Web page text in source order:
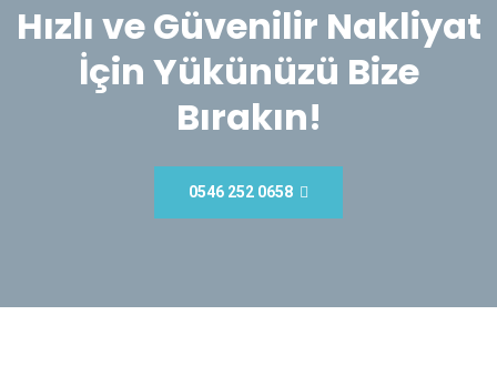
Hızlı ve Güvenilir Nakliyat
İçin Yükünüzü Bize
Bırakın!
0546 252 0658